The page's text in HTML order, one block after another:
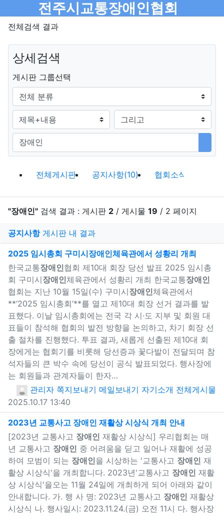
전주시교통장애인협회
전체검색 결과
상세검색
그룹
게시판 그룹선택
검색조건 검색방법
검색어
검
검색 게시판 목록
전체게시판 공지사항(10) 협회소식(9)
"장애인" 검색 결과 : 게시판 2 / 게시물 19 / 2 페이지
공지사항게시판 내 결과
2025 임시총회 구미시장애인체육관에서 성황리 개최
한국교통장애인협회 제10대 회장 당선 발표 2025 임시총
회 구미시장애인체육관에서 성황리 개최 한국교통장애인
협회는 지난 10월 15일(수) 구미시장애인체육관에서
**‘2025 임시총회’**를 열고 제10대 회장 선거 결과를 발
표했다. 이날 임시총회에는 전국 각 시·도 지부 및 회원 대
표들이 참석해 협회의 발전 방향을 논의하고, 차기 회장 선
출 절차를 진행했다. 투표 결과, 새롭게 선출된 제10대 회
장에게는 협회기를 비롯해 당선증과 꽃다발이 전달되며 참
석자들의 큰 박수 속에 당선이 공식 발표되었다. 행사장에
는 회원들과 관계자들이 한자…
관리자 쪽지보내기 메일보내기 자기소개 전체게시물
2025.10.17 13:40
2023년 교통사고 장애인 재활상 시상식 개최 안내
[2023년 교통사고 장애인 재활상 시상식] 우리협회는 매
년 교통사고 장애인 중 어려움을 딛고 일어나 재활에 성공
하여 모범이 되는 장애인을 시상하는 '교통사고 장애인 재
활상 시상식'을 개최합니다. 2023년'교통사고 장애인 재활
상 시상식'을오는 11월 24일에 개최하게 되어 아래와 같이
안내합니다. 가. 행 사 명: 2023년 교통사고 장애인 재활상
시상식 나. 행사일시: 2023.11.24.(금) 오전 11시 다. 행사장